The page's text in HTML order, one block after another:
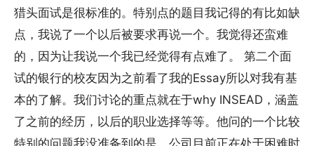
猎头面试是很标准的。特别点的题目我记得的有比如缺
点，我说了一个以后被要求再说一个。我觉得还蛮难
的，因为让我说一个我已经觉得有点难了。 第二个面
试的银行的校友因为之前看了我的Essay所以对我有基
本的了解。我们讨论的重点就在于why INSEAD，涵盖
了之前的经历，以后的职业选择等等。他问的一个比较